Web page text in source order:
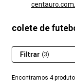
colete de
Encontramos 4
Filtrar (3)